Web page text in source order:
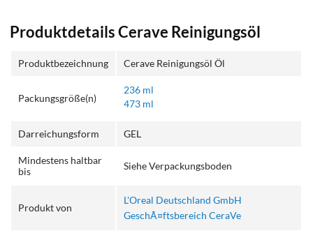
Produktdetails Cerave Reinigungsöl
Produktbezeichnung Cerave Reinigungsöl Öl
Packungsgröße(n)
236 ml
473 ml
Darreichungsform GEL
Mindestens haltbar
bis
Siehe Verpackungsboden
Produkt von
L'Oreal Deutschland GmbH
GeschÃ¤ftsbereich CeraVe